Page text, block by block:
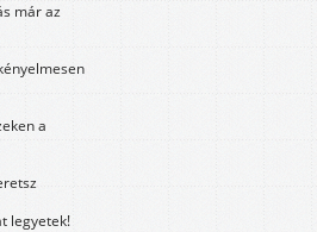
már az
a
legyetek!